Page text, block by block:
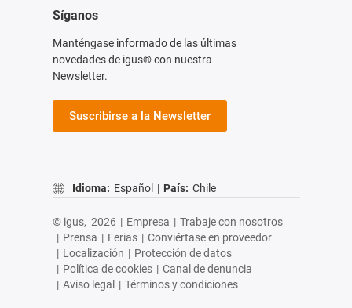
Síganos
Manténgase informado de las últimas
novedades de igus® con nuestra
Newsletter.
Suscribirse a la Newsletter
Idioma: Español | País: Chile
© igus, 2026 | Empresa | Trabaje con nosotros
| Prensa | Ferias | Conviértase en proveedor
| Localización | Protección de datos
| Política de cookies | Canal de denuncia
| Aviso legal | Términos y condiciones